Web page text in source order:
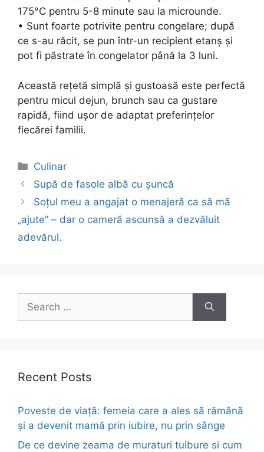
175°C pentru 5-8 minute sau la microunde.
• Sunt foarte potrivite pentru congelare; după
ce s-au răcit, se pun într-un recipient etanș și
pot fi păstrate în congelator până la 3 luni.
Această rețetă simplă și gustoasă este perfectă
pentru micul dejun, brunch sau ca gustare
rapidă, fiind ușor de adaptat preferințelor
fiecărei familii.
Categories
Culinar
Post
navigation
Supă de fasole albă cu șuncă
Soțul meu a angajat o menajeră ca să mă
„ajute” – dar o cameră ascunsă a dezvăluit
adevărul.
for:
Recent Posts
Poveste de viață: femeia care a ales să rămână
și a devenit mamă prin iubire, nu prin sânge
De ce devine zeama de muraturi tulbure si cum